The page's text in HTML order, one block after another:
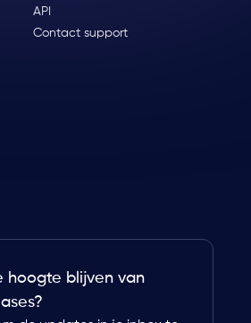
API
Contact support
hoogte blijven van